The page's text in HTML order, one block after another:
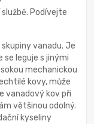
Podívejte
vanadu. Je
se leguje s jinými
mechanickou
kovy, může
vanadový kov při
většinou odolný.
kyseliny